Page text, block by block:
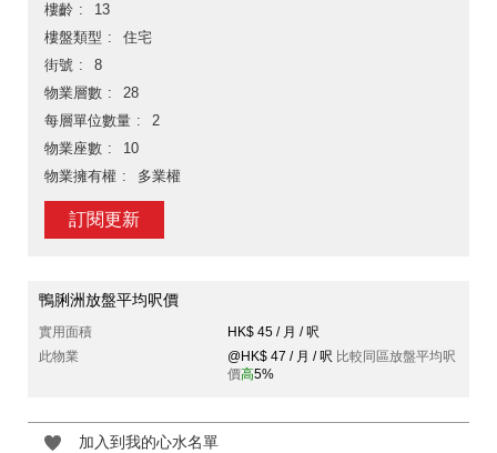
樓齡
13
樓盤類型
住宅
街號
8
物業層數
28
每層單位數量
2
物業座數
10
物業擁有權
多業權
訂閱更新
鴨脷洲放盤平均呎價
實用面積
HK$ 45 / 月 / 呎
此物業
@HK$ 47 / 月 / 呎 比較同區放盤平均呎
價高5%
加入到我的心水名單